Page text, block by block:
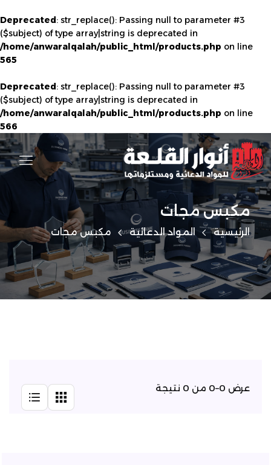
Deprecated: str_replace(): Passing null to parameter #3
($subject) of type array|string is deprecated in
/home/anwaralqalah/public_html/products.php on line
565
Deprecated: str_replace(): Passing null to parameter #3
($subject) of type array|string is deprecated in
/home/anwaralqalah/public_html/products.php on line
566
مكبس مجات
الرئيسية المواد الدعائية مكبس مجات
عرض 0–0 من 0 نتيجة